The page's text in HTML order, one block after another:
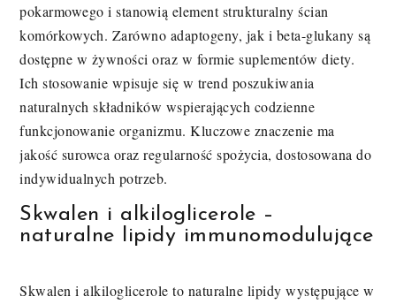
pokarmowego i stanowią element strukturalny ścian
komórkowych. Zarówno adaptogeny, jak i beta-glukany są
dostępne w żywności oraz w formie suplementów diety.
Ich stosowanie wpisuje się w trend poszukiwania
naturalnych składników wspierających codzienne
funkcjonowanie organizmu. Kluczowe znaczenie ma
jakość surowca oraz regularność spożycia, dostosowana do
indywidualnych potrzeb.
Skwalen i alkiloglicerole –
naturalne lipidy immunomodulujące
Skwalen i alkiloglicerole to naturalne lipidy występujące w